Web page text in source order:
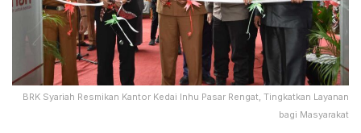
BRK Syariah Resmikan Kantor Kedai Inhu Pasar Rengat, Tingkatkan Layanan
bagi Masyarakat